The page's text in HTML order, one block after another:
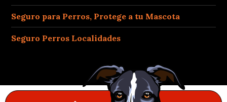
Seguro para Perros, Protege a tu Mascota
Seguro Perros Localidades